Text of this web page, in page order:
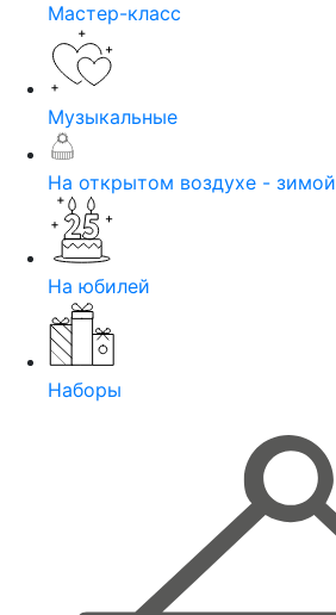
Мастер-класс
Музыкальные
На открытом воздухе - зимой
На юбилей
Наборы